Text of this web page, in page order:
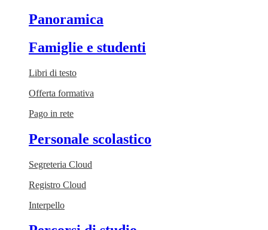
Panoramica
Famiglie e studenti
Libri di testo
Offerta formativa
Pago in rete
Personale scolastico
Segreteria Cloud
Registro Cloud
Interpello